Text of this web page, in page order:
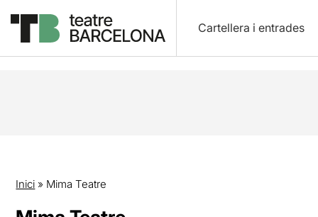
Cartellera i entrades
Inici » Mima Teatre